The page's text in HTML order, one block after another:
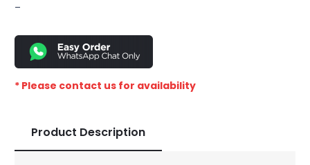
–
* Please contact us for availability
Product Description